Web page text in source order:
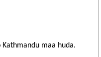
maa huda.